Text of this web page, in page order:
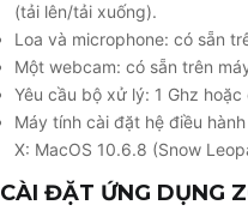
(tải lên/tải xuống).
Loa và microphone: có sẵn
Một webcam: có sẵn trên
Yêu cầu bộ xử lý: 1 Ghz hoặc
Máy tính cài đặt hệ điều
X: MacOS 10.6.8 (Snow
CÀI ĐẶT ỨNG DỤNG